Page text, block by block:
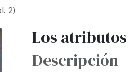
2)
Los atributos
Descripción